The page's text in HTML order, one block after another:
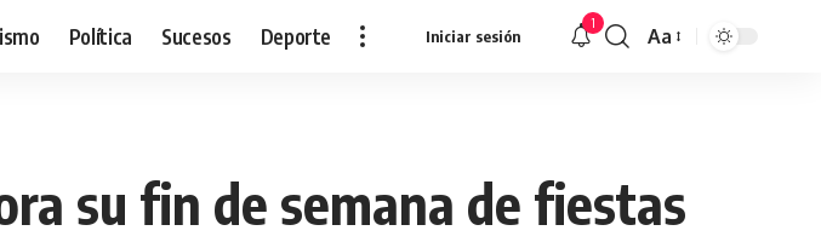
Política Sucesos Deporte Iniciar sesión
1
Redimensionar
Aa
su fin de semana de fiestas